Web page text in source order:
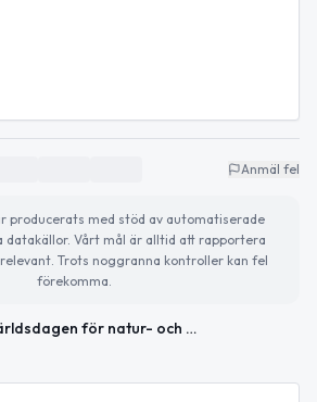
Anmäl fel
producerats med stöd av automatiserade
datakällor. Vårt mål är alltid att rapportera
Trots noggranna kontroller kan fel
förekomma.
Världsdagen för natur- och djurliv och temadagar i fokus